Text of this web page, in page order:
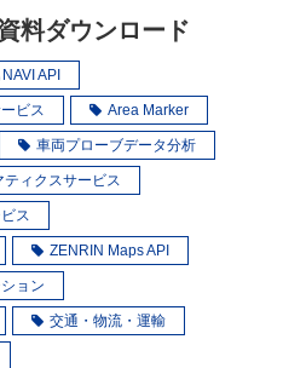
料ダウンロード
API
ビス Area Marker
車両プローブデータ分析
ティクスサービス
ス
ZENRIN Maps API
ョン
交通・物流・運輸